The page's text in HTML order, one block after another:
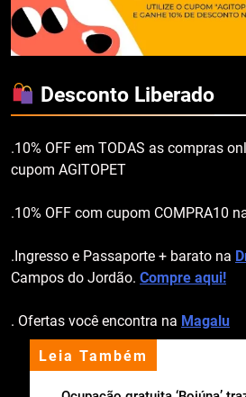
Leia Também
Desconto Liberado
.10% OFF em TODAS as compras
cupom AGITOPET
.10% OFF com cupom COMPRA10
.Ingresso e Passaporte + barato na
Campos do Jordão. Compre aqui!
. Ofertas você encontra na Magalu
apoio